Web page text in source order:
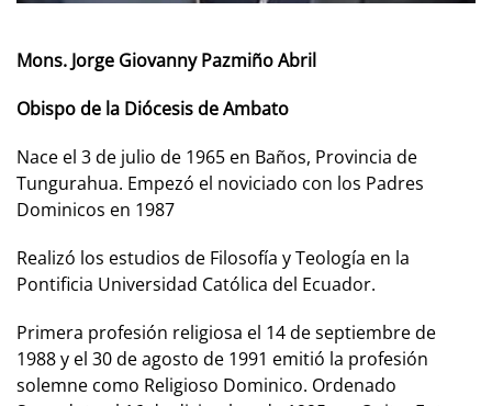
Mons. Jorge Giovanny Pazmiño Abril
Obispo de la Diócesis de Ambato
Nace el 3 de julio de 1965 en Baños, Provincia de
Tungurahua. Empezó el noviciado con los Padres
Dominicos en 1987
Realizó los estudios de Filosofía y Teología en la
Pontificia Universidad Católica del Ecuador.
Primera profesión religiosa el 14 de septiembre de
1988 y el 30 de agosto de 1991 emitió la profesión
solemne como Religioso Dominico. Ordenado